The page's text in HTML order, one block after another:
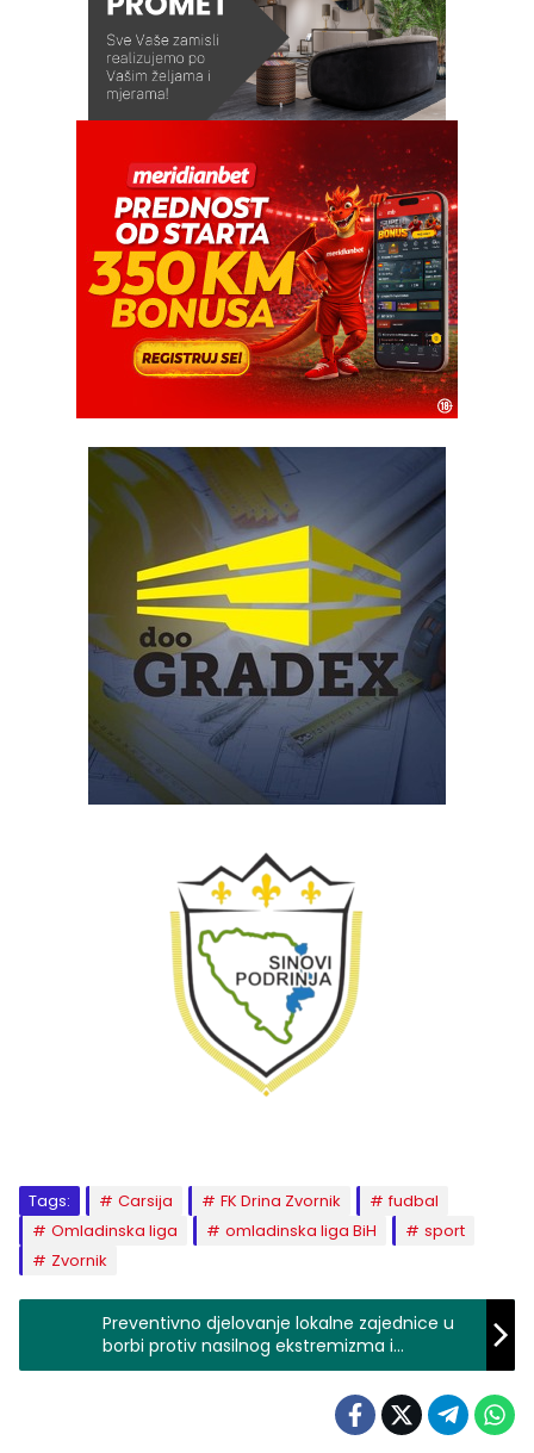
Tags: Carsija FK Drina Zvornik
fudbal
Omladinska liga
omladinska liga BiH
sport
Zvornik
Preventivno djelovanje lokalne zajednice u
borbi protiv nasilnog ekstremizma i
terorizma na području grada Zvornika